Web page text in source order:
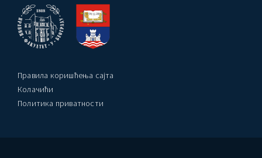
Правила коришћења сајта
Колачићи
Политика приватности